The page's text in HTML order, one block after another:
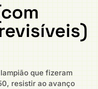
que fizeram
resistir ao avanço